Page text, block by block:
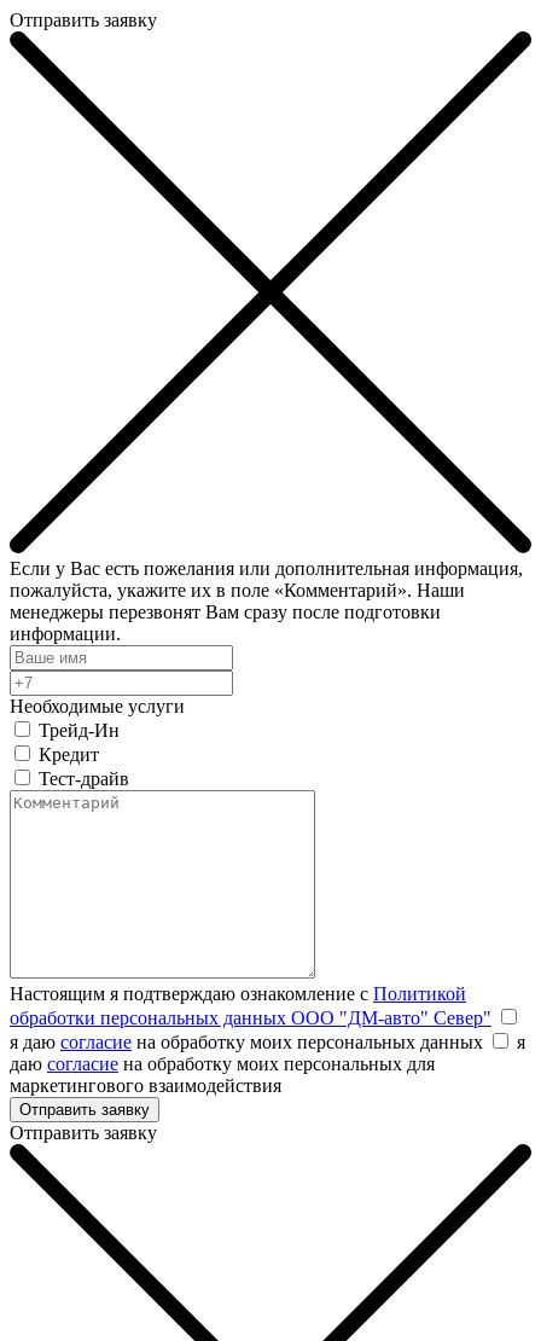
Отправить заявку
Если у Вас есть пожелания или дополнительная информация,
пожалуйста, укажите их в поле «Комментарий». Наши
менеджеры перезвонят Вам сразу после подготовки
информации.
Необходимые услуги
Трейд-Ин
Кредит
Тест-драйв
Настоящим я подтверждаю ознакомление с Политикой
обработки персональных данных ООО "ДМ-авто" Север"
я даю согласие на обработку моих персональных данных
я
даю согласие на обработку моих персональных для
маркетингового взаимодействия
Отправить заявку